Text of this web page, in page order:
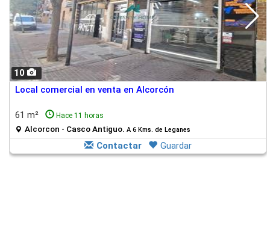
10
Local comercial en venta en Alcorcón
61 m² Hace 11 horas
Alcorcon - Casco Antiguo. A 6 Kms. de Leganes
Contactar Guardar